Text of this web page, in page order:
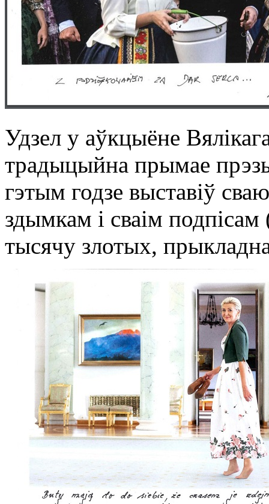
Удзел у аўкцыёне
традыцыйна прымае
гэтым годзе выставіў
здымкам і сваім
тысячу злотых,